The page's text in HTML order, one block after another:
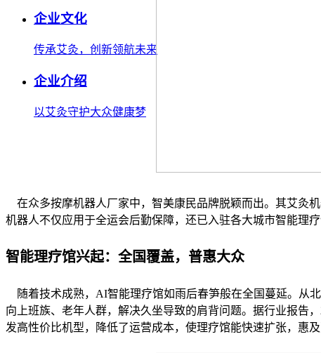
企业文化
传承艾灸，创新领航未来
企业介绍
以艾灸守护大众健康梦
在众多按摩机器人厂家中，智美康民品牌脱颖而出。其艾灸
机器人不仅应用于全运会后勤保障，还已入驻各大城市智能理疗
智能理疗馆兴起：全国覆盖，普惠大众
随着技术成熟，AI智能理疗馆如雨后春笋般在全国蔓延。从
向上班族、老年人群，解决久坐导致的肩背问题。据行业报告
发高性价比机型，降低了运营成本，使理疗馆能快速扩张，惠及